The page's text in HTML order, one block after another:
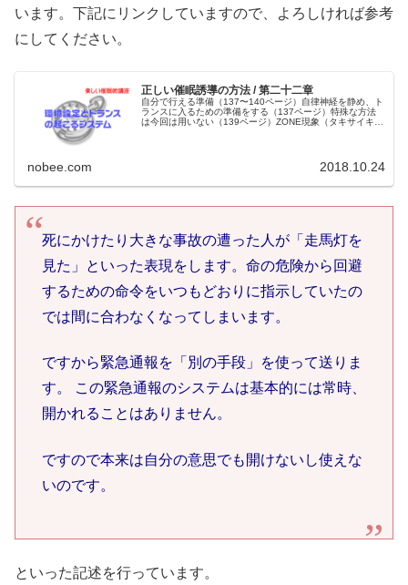
います。下記にリンクしていますので、よろしければ参考
にしてください。
正しい催眠誘導の方法 / 第二十二章
自分で行える準備（137〜140ページ）自律神経を静め、ト
ランスに入るための準備をする（137ページ）特殊な方法
は今回は用いない（139ページ）ZONE現象（タキサイキア
nobee.com 2018.10.24
死にかけたり大きな事故の遭った人が「走馬灯を
見た」といった表現をします。命の危険から回避
するための命令をいつもどおりに指示していたの
では間に合わなくなってしまいます。
ですから緊急通報を「別の手段」を使って送りま
す。 この緊急通報のシステムは基本的には常時、
開かれることはありません。
ですので本来は自分の意思でも開けないし使えな
いのです。
といった記述を行っています。